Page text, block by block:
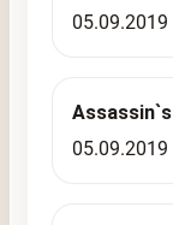
05.09.2019
05.09.2019